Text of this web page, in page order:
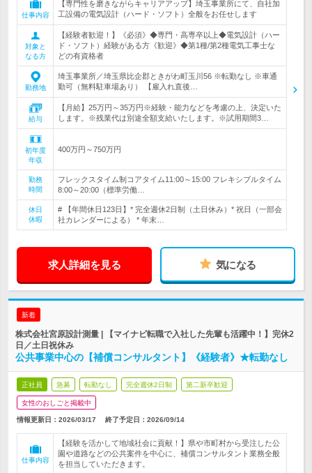
仕事内容
【専門性を磨きながらキャリアアップ】埼玉事業所にて、自社加
工設備の電気設計（ハード・ソフト）全般をお任せします
対象と
なる方
【経験者歓迎！】《必須》◆専門・高専卒以上◆電気設計（ハー
ド・ソフト）経験がある方《歓迎》◆第1種/第2種電気工事士な
どの有資格者
勤務地
埼玉事業所／埼玉県比企郡ときがわ町玉川56 ※転勤なし ※車通
勤可（無料駐車場あり） 【雇入れ直後…
給与
【月給】25万円～35万円※経験・能力などを考慮の上、決定いた
します。※残業代は別途全額支給いたします。※試用期間3…
初年度
年収
400万円～750万円
勤務
時間
フレックスタイム制コアタイム11:00～15:00 フレキシブルタイム
8:00～20:00（標準労働…
休日
休暇
# 【年間休日123日】* 完全週休2日制（土日休み）* 祝日（一部会
社カレンダーによる） * 年末…
求人詳細を見る 気になる
新着
株式会社宮原設計測量 | 【マイナビ転職で入社した先輩も活躍中！】完休2
日／土日祝休み
公共事業中心の【補償コンサルタント】《経験者》★転勤なし
正社員 急募 転勤なし 完全週休2日制 第二新卒歓迎
女性のおしごと掲載中
情報更新日：2026/03/17 終了予定日： 2026/09/14
仕事内容
【経験を活かして地域社会に貢献！】県や市町村から受注した公
園や道路などの公共案件を中心に、補償コンサルタント業務全般
を担当していただきます。